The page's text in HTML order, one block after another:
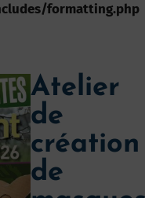
formatting.php
Atelier
de
création
de